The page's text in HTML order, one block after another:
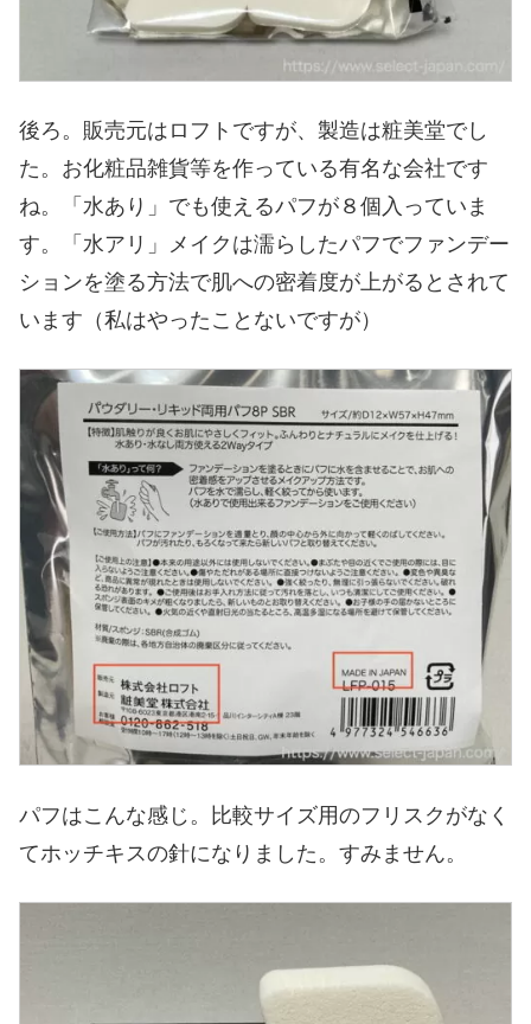
後ろ。販売元はロフトですが、製造は粧美堂でし
た。お化粧品雑貨等を作っている有名な会社です
ね。「水あり」でも使えるパフが８個入っていま
す。「水アリ」メイクは濡らしたパフでファンデー
ションを塗る方法で肌への密着度が上がるとされて
います（私はやったことないですが）
パフはこんな感じ。比較サイズ用のフリスクがなく
てホッチキスの針になりました。すみません。